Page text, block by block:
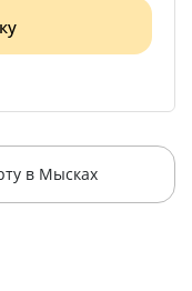
в Мысках